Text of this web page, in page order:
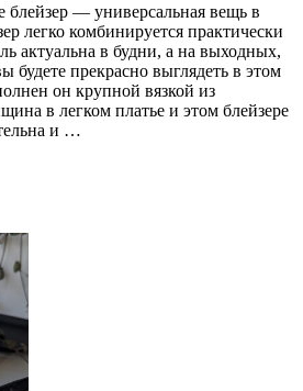
— универсальная вещь в
легко комбинируется практически
актуальна в будни, а на выходных,
будете прекрасно выглядеть в этом
он крупной вязкой из
в легком платье и этом блейзере
и …